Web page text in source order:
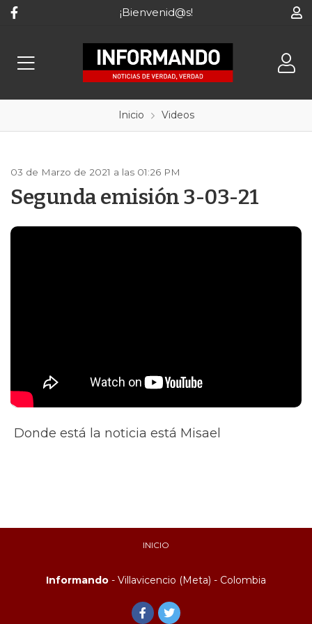
¡Bienvenid@s!
Inicio Videos
03 de Marzo de 2021 a las 01:26 PM
Segunda emisión 3-03-21
Donde está la noticia está Misael
INICIO
Informando - Villavicencio (Meta) - Colombia